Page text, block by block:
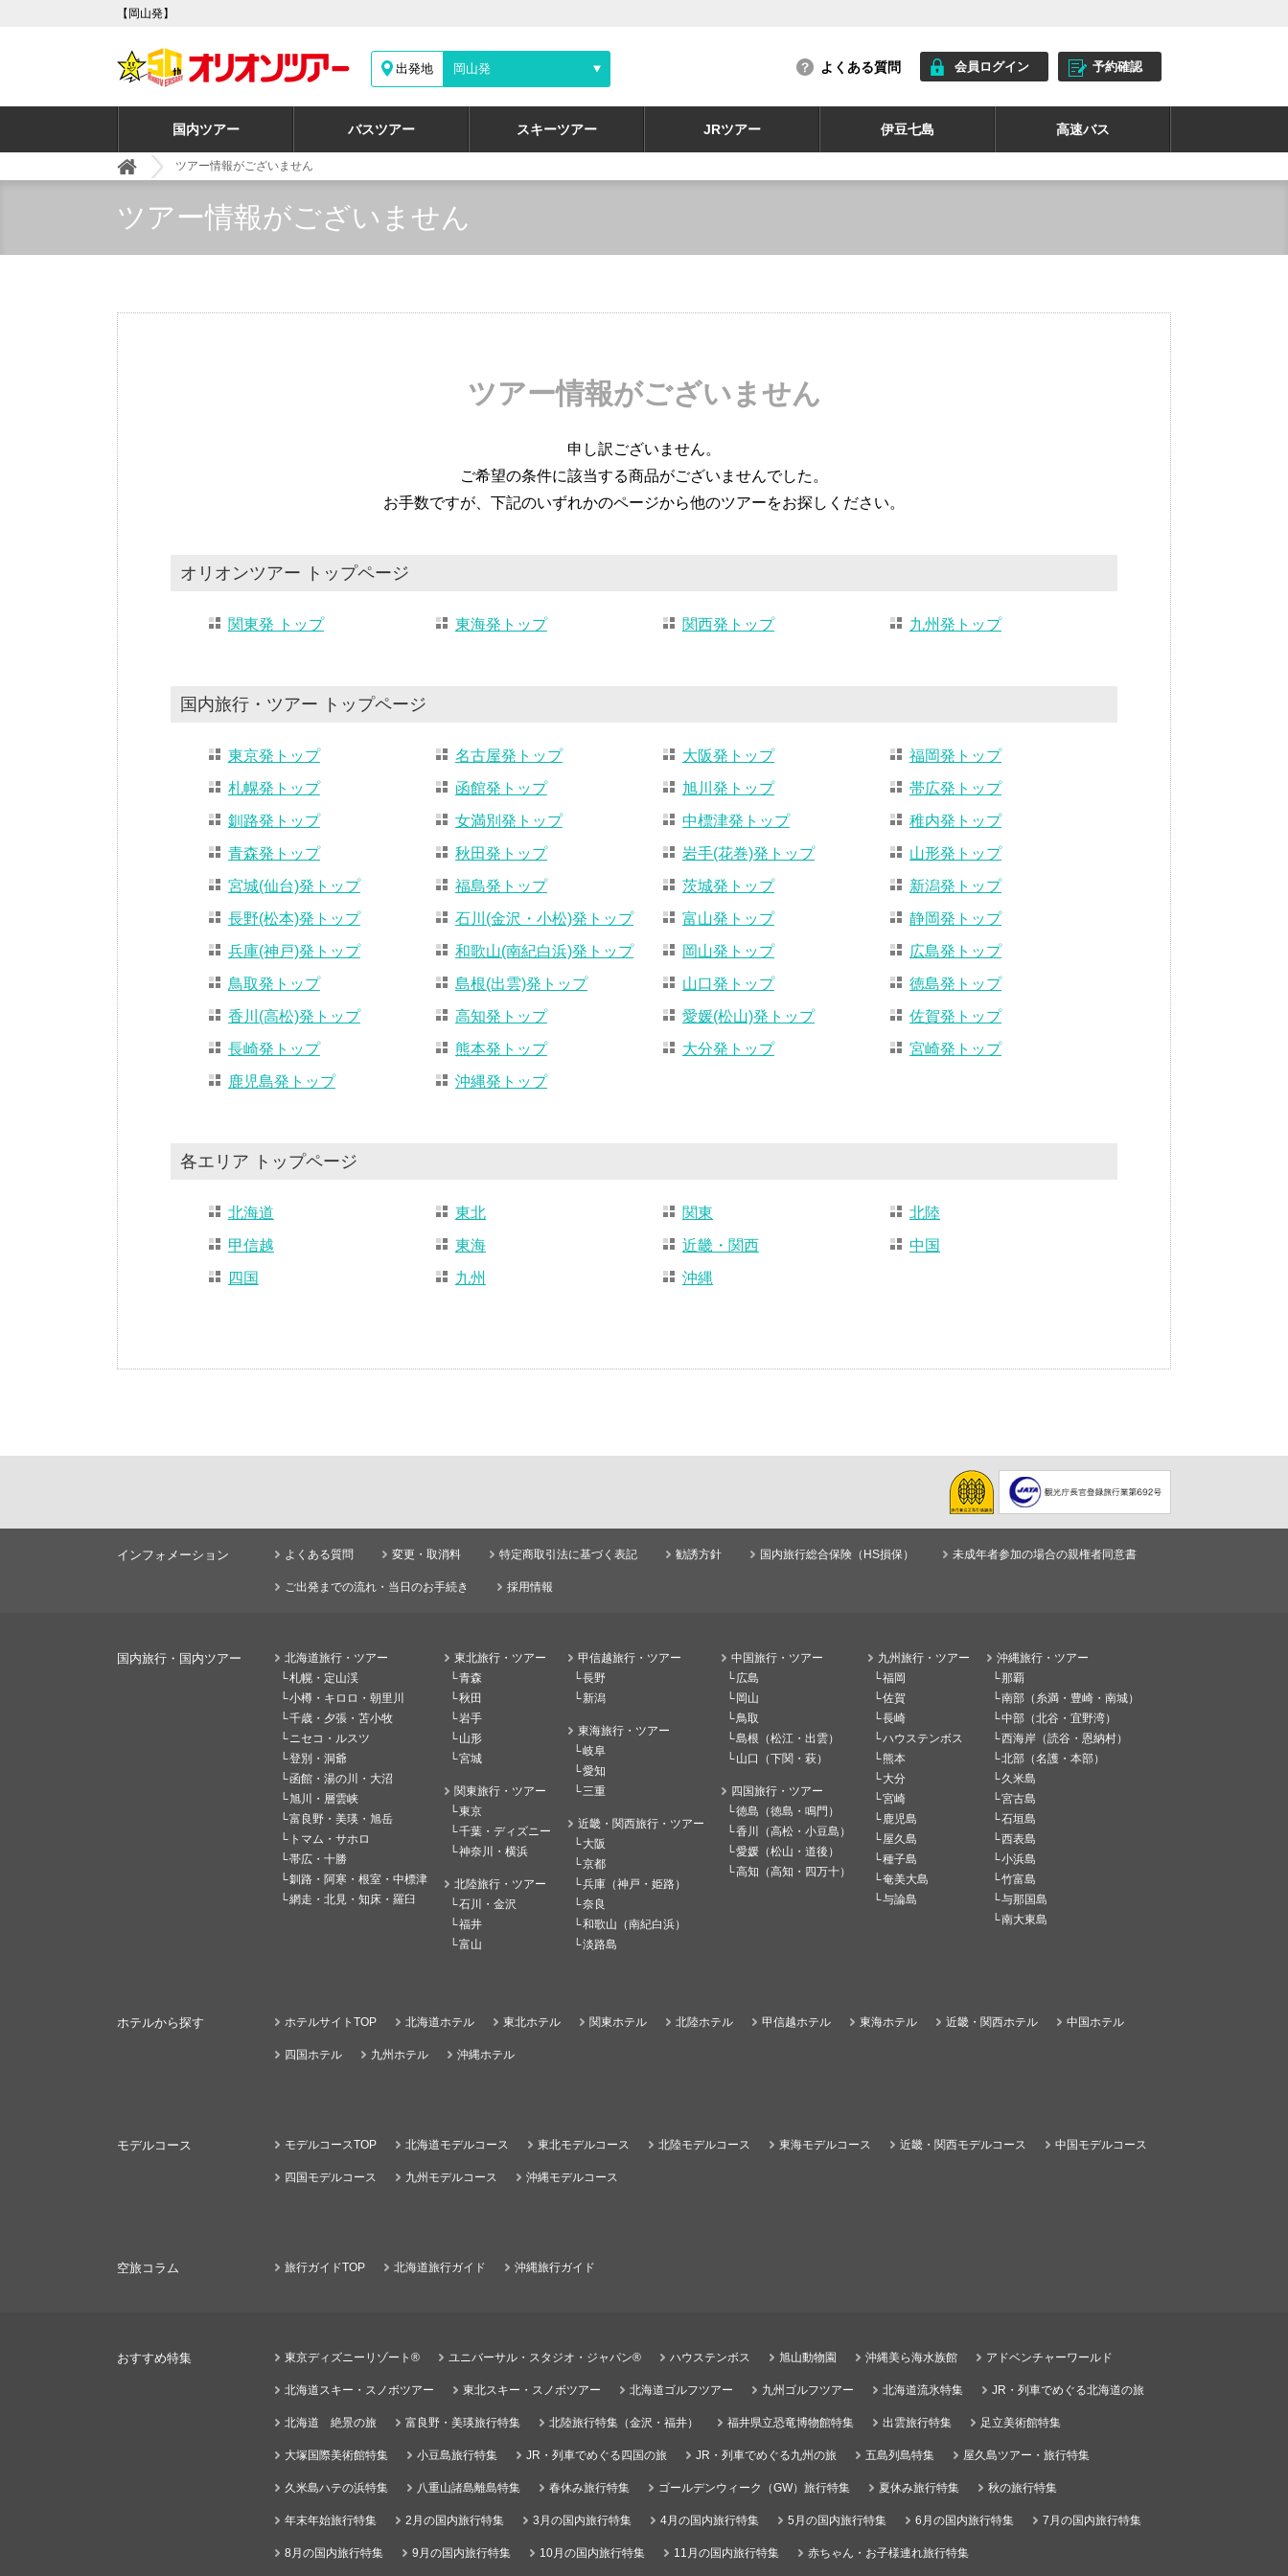
【岡山発】
出発地 岡山発 よくある質問 会員ログイン 予約確認
国内ツアー バスツアー スキーツアー JRツアー 伊豆七島 高速バス
ツアー情報がございません
ツアー情報がございません
ツアー情報がございません
申し訳ございません。
ご希望の条件に該当する商品がございませんでした。
お手数ですが、下記のいずれかのページから他のツアーをお探しください。
オリオンツアー トップページ
関東発 トップ 東海発トップ 関西発トップ 九州発トップ
国内旅行・ツアー トップページ
東京発トップ 名古屋発トップ 大阪発トップ
福岡発トップ
札幌発トップ
函館発トップ 旭川発トップ
帯広発トップ
釧路発トップ
女満別発トップ 中標津発トップ
稚内発トップ
青森発トップ
秋田発トップ 岩手(花巻)発トップ
山形発トップ
宮城(仙台)発トップ
福島発トップ 茨城発トップ
新潟発トップ
長野(松本)発トップ
石川(金沢・小松)発トップ 富山発トップ
静岡発トップ
兵庫(神戸)発トップ
和歌山(南紀白浜)発トップ 岡山発トップ
広島発トップ
鳥取発トップ
島根(出雲)発トップ 山口発トップ
徳島発トップ
香川(高松)発トップ
高知発トップ 愛媛(松山)発トップ
佐賀発トップ
長崎発トップ
熊本発トップ 大分発トップ
宮崎発トップ
鹿児島発トップ
沖縄発トップ
各エリア トップページ
北海道 東北 関東
北陸
甲信越
東海 近畿・関西
中国
四国
九州 沖縄
インフォメーション よくある質問 変更・取消料 特定商取引法に基づく表記 勧誘方針 国内旅行総合保険（HS損保） 未成年者参加の場合の親権者同意書
ご出発までの流れ・当日のお手続き 採用情報
国内旅行・国内ツアー
北海道旅行・ツアー
札幌・定山渓
小樽・キロロ・朝里川
千歳・夕張・苫小牧
ニセコ・ルスツ
登別・洞爺
函館・湯の川・大沼
旭川・層雲峡
富良野・美瑛・旭岳
トマム・サホロ
帯広・十勝
釧路・阿寒・根室・中標津
網走・北見・知床・羅臼
東北旅行・ツアー
青森
秋田
岩手
山形
宮城
関東旅行・ツアー
東京
千葉・ディズニー
神奈川・横浜
北陸旅行・ツアー
石川・金沢
福井
富山
甲信越旅行・ツアー
長野
新潟
東海旅行・ツアー
岐阜
愛知
三重
近畿・関西旅行・ツアー
大阪
京都
兵庫（神戸・姫路）
奈良
和歌山（南紀白浜）
淡路島
中国旅行・ツアー
広島
岡山
鳥取
島根（松江・出雲）
山口（下関・萩）
四国旅行・ツアー
徳島（徳島・鳴門）
香川（高松・小豆島）
愛媛（松山・道後）
高知（高知・四万十）
九州旅行・ツアー
福岡
佐賀
長崎
ハウステンボス
熊本
大分
宮崎
鹿児島
屋久島
種子島
奄美大島
与論島
沖縄旅行・ツアー
那覇
南部（糸満・豊崎・南城）
中部（北谷・宜野湾）
西海岸（読谷・恩納村）
北部（名護・本部）
久米島
宮古島
石垣島
西表島
小浜島
竹富島
与那国島
南大東島
ホテルから探す ホテルサイトTOP 北海道ホテル 東北ホテル 関東ホテル 北陸ホテル 甲信越ホテル 東海ホテル 近畿・関西ホテル 中国ホテル
四国ホテル 九州ホテル 沖縄ホテル
モデルコース モデルコースTOP 北海道モデルコース 東北モデルコース 北陸モデルコース 東海モデルコース 近畿・関西モデルコース 中国モデルコース
四国モデルコース 九州モデルコース 沖縄モデルコース
空旅コラム 旅行ガイドTOP 北海道旅行ガイド 沖縄旅行ガイド
おすすめ特集 東京ディズニーリゾート® ユニバーサル・スタジオ・ジャパン® ハウステンボス 旭山動物園 沖縄美ら海水族館 アドベンチャーワールド
北海道スキー・スノボツアー 東北スキー・スノボツアー 北海道ゴルフツアー 九州ゴルフツアー 北海道流氷特集 JR・列車でめぐる北海道の旅
北海道 絶景の旅 富良野・美瑛旅行特集 北陸旅行特集（金沢・福井） 福井県立恐竜博物館特集 出雲旅行特集 足立美術館特集
大塚国際美術館特集 小豆島旅行特集 JR・列車でめぐる四国の旅 JR・列車でめぐる九州の旅 五島列島特集 屋久島ツアー・旅行特集
久米島ハテの浜特集 八重山諸島離島特集 春休み旅行特集 ゴールデンウィーク（GW）旅行特集 夏休み旅行特集 秋の旅行特集
年末年始旅行特集 2月の国内旅行特集 3月の国内旅行特集 4月の国内旅行特集 5月の国内旅行特集 6月の国内旅行特集 7月の国内旅行特集
8月の国内旅行特集 9月の国内旅行特集 10月の国内旅行特集 11月の国内旅行特集 赤ちゃん・お子様連れ旅行特集